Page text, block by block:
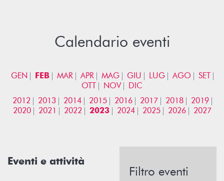
Calendario eventi
GEN FEB MAR APR MAG GIU LUG AGO
SET
OTT
NOV
DIC
2012
2013 2014 2015 2016 2017 2018
2019
2020
2021 2022 2023 2024 2025 2026 2027
Eventi e attività
Filtro eventi